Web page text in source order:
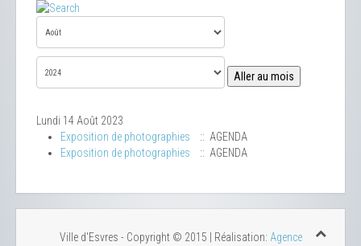
Aller au mois
Lundi 14 Août 2023
Exposition de photographies
:: AGENDA
Exposition de photographies
:: AGENDA
Ville d'Esvres - Copyright © 2015 | Réalisation: Agence